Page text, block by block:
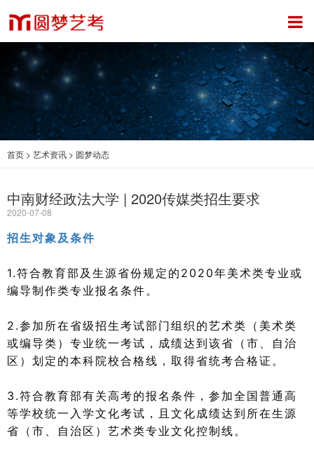
首页 > 艺术资讯 > 圆梦动态
中南财经政法大学 | 2020传媒类招生要求
2020-07-08
招生对象及条件
1.符合教育部及生源省份规定的2020年美术类专业或
编导制作类专业报名条件。
2.参加所在省级招生考试部门组织的艺术类（美术类
或编导类）专业统一考试，成绩达到该省（市、自治
区）划定的本科院校合格线，取得省统考合格证。
3.符合教育部有关高考的报名条件，参加全国普通高
等学校统一入学文化考试，且文化成绩达到所在生源
省（市、自治区）艺术类专业文化控制线。